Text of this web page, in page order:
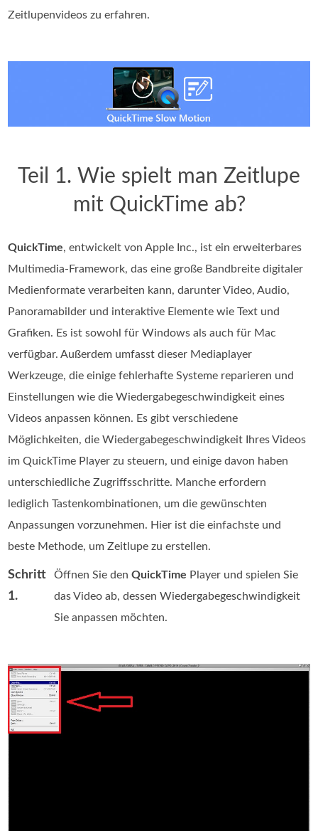
Zeitlupenvideos zu erfahren.
Teil 1. Wie spielt man Zeitlupe
mit QuickTime ab?
QuickTime, entwickelt von Apple Inc., ist ein erweiterbares
Multimedia-Framework, das eine große Bandbreite digitaler
Medienformate verarbeiten kann, darunter Video, Audio,
Panoramabilder und interaktive Elemente wie Text und
Grafiken. Es ist sowohl für Windows als auch für Mac
verfügbar. Außerdem umfasst dieser Mediaplayer
Werkzeuge, die einige fehlerhafte Systeme reparieren und
Einstellungen wie die Wiedergabegeschwindigkeit eines
Videos anpassen können. Es gibt verschiedene
Möglichkeiten, die Wiedergabegeschwindigkeit Ihres Videos
im QuickTime Player zu steuern, und einige davon haben
unterschiedliche Zugriffsschritte. Manche erfordern
lediglich Tastenkombinationen, um die gewünschten
Anpassungen vorzunehmen. Hier ist die einfachste und
beste Methode, um Zeitlupe zu erstellen.
Schritt
1.
Öffnen Sie denQuickTime Player und spielen Sie
das Video ab, dessen Wiedergabegeschwindigkeit
Sie anpassen möchten.